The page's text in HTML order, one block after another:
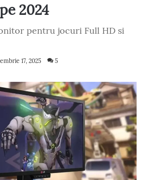
2024
pentru jocuri Full HD si
17, 2025 5